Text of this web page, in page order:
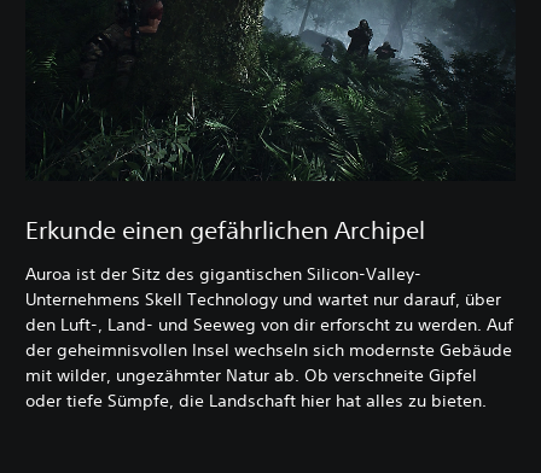
Erkunde einen gefährlichen Archipel
Auroa ist der Sitz des gigantischen Silicon-Valley-
Unternehmens Skell Technology und wartet nur darauf, über
den Luft-, Land- und Seeweg von dir erforscht zu werden. Auf
der geheimnisvollen Insel wechseln sich modernste Gebäude
mit wilder, ungezähmter Natur ab. Ob verschneite Gipfel
oder tiefe Sümpfe, die Landschaft hier hat alles zu bieten.